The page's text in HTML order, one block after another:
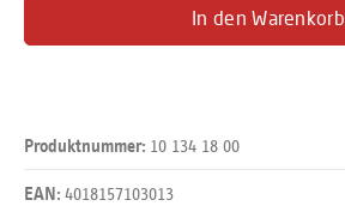
In den Warenkorb
Produktnummer: 10 134 18 00
EAN: 4018157103013